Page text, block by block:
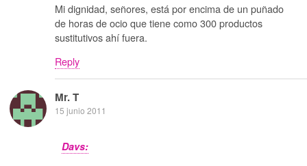
Mi dignidad, señores, está por encima de un puñado
de horas de ocio que tiene como 300 productos
sustitutivos ahí fuera.
Reply
Mr. T
15 junio 2011
Davs: